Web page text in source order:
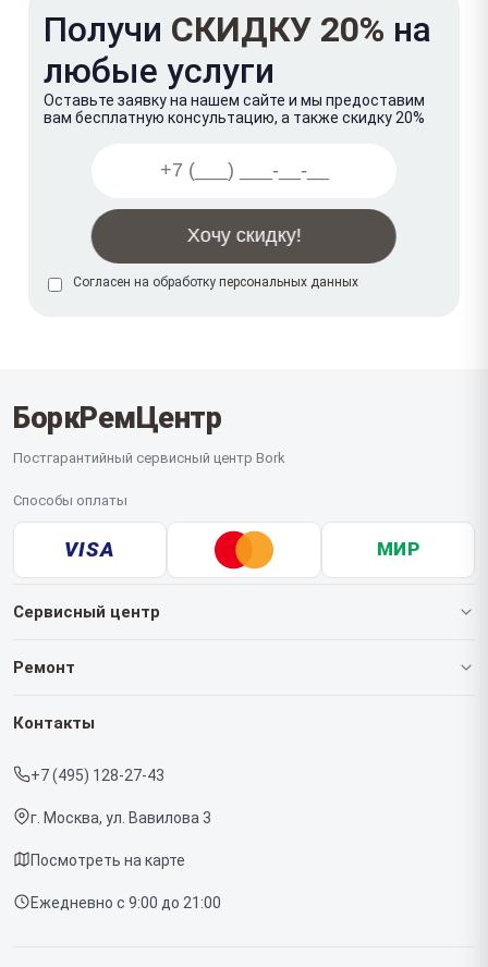
Получи СКИДКУ 20% на
любые услуги
Оставьте заявку на нашем сайте и мы предоставим
вам бесплатную консультацию, а также скидку 20%
Согласен на обработку персональных данных
БоркРемЦентр
Постгарантийный сервисный центр Bork
Способы оплаты
VISA МИР
Сервисный центр
О нашем сервисе
Срочный ремонт
Доставка и способы оплаты
Диагностика
Контакты
Ремонт
Роботов-пылесосов
Контакты
+7 (495) 128-27-43
г. Москва, ул. Вавилова 3
Посмотреть на карте
Ежедневно с 9:00 до 21:00